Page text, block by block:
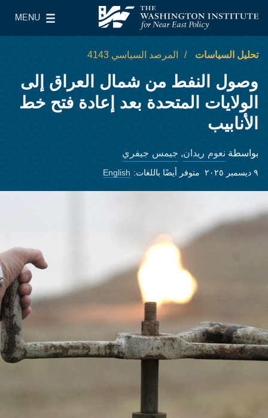
معهد واشنطن لسياسات الشرق الأدنى
MENU
Main Menu
تحليل السياسات المرصد السياسي 4143
وصول النفط من شمال العراق إلى
الولايات المتحدة بعد إعادة فتح خط
الأنابيب
بواسطة نعوم ريدان, جيمس جيفري
٩ ديسمبر ٢٠٢٥ متوفر أيضًا باللغات: English